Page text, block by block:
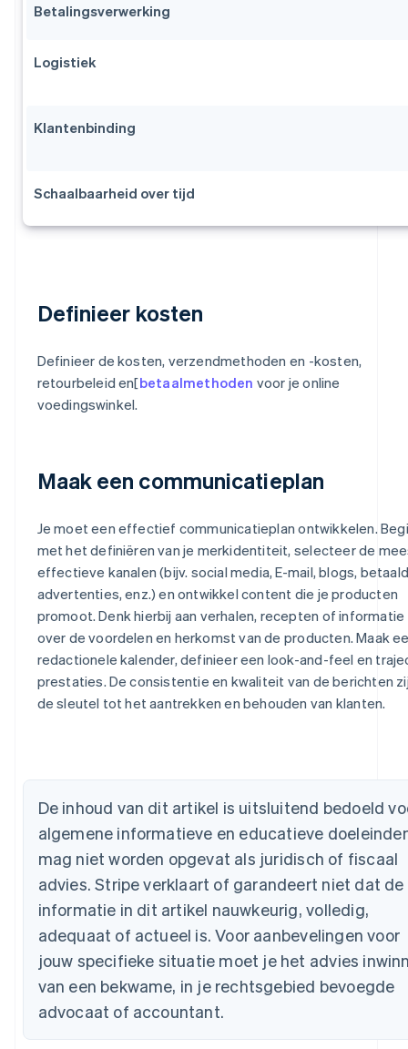
Betalingsverwerking
Logistiek
Klantenbinding
Schaalbaarheid over tijd
Definieer kosten
Definieer de kosten, verzendmethoden en -kosten,
retourbeleid en[betaalmethoden voor je online
voedingswinkel.
Maak een communicatieplan
Je moet een effectief communicatieplan ontwikkelen.
met het definiëren van je merkidentiteit, selecteer de
effectieve kanalen (bijv. social media, E-mail, blogs,
advertenties, enz.) en ontwikkel content die je producten
promoot. Denk hierbij aan verhalen, recepten of informatie
over de voordelen en herkomst van de producten. Maak
redactionele kalender, definieer een look-and-feel en
prestaties. De consistentie en kwaliteit van de berichten
de sleutel tot het aantrekken en behouden van klanten.
De inhoud van dit artikel is uitsluitend bedoeld
algemene informatieve en educatieve
mag niet worden opgevat als juridisch of fiscaal
advies. Stripe verklaart of garandeert niet dat de
informatie in dit artikel nauwkeurig, volledig,
adequaat of actueel is. Voor aanbevelingen voor
jouw specifieke situatie moet je het advies
van een bekwame, in je rechtsgebied bevoegde
advocaat of accountant.
Brazilië
Bulgarije
English
Canada
EnglishFrançais
Cyprus
English
Denemarken
English
Duitsland
Deutsch English
Estland
English